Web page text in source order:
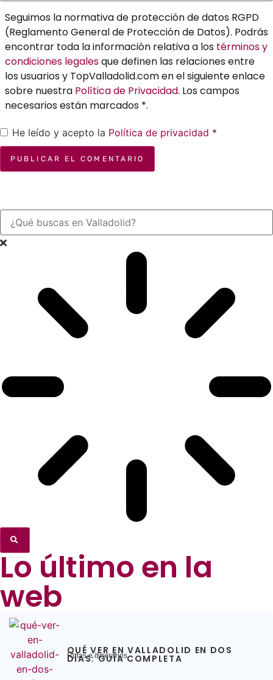
Seguimos la normativa de protección de datos RGPD
(Reglamento General de Protección de Datos). Podrás
encontrar toda la información relativa a los términos y
condiciones legalesque definen las relaciones entre
los usuarios y TopValladolid.com en el siguiente enlace
sobre nuestra Política de Privacidad. Los campos
necesarios están marcados *.
He leído y acepto la Política de privacidad *
Lo último en la
web
QUÉ VER EN VALLADOLID EN DOS
DÍAS: GUÍA COMPLETA
Rutas e itinerarios